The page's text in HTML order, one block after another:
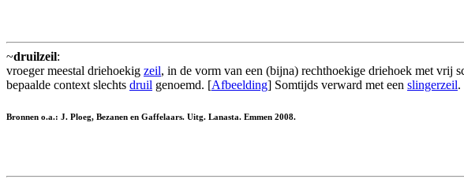
~druilzeil:
vroeger meestal driehoekig zeil, in de vorm van een (bijna) rechthoekige driehoek met vrij
bepaalde context slechts druil genoemd. [Afbeelding] Somtijds verward met een slingerzeil.
Bronnen o.a.: J. Ploeg, Bezanen en Gaffelaars. Uitg. Lanasta. Emmen 2008.